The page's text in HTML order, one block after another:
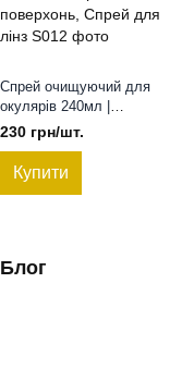
Спрей очищуючий для
окулярів 240мл |
Очищуючий спрей для
окулярів | Спрей для
очистки смарт поверхонь,
Спрей для лінз
230 грн/шт.
Купити
Блог